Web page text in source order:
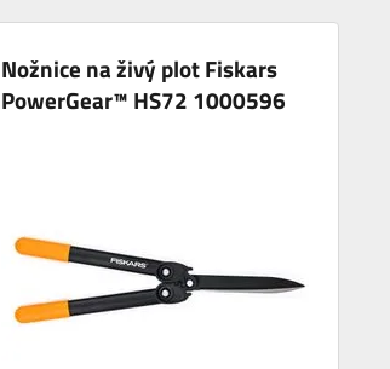
Nožnice na živý plot Fiskars
PowerGear™ HS72 1000596